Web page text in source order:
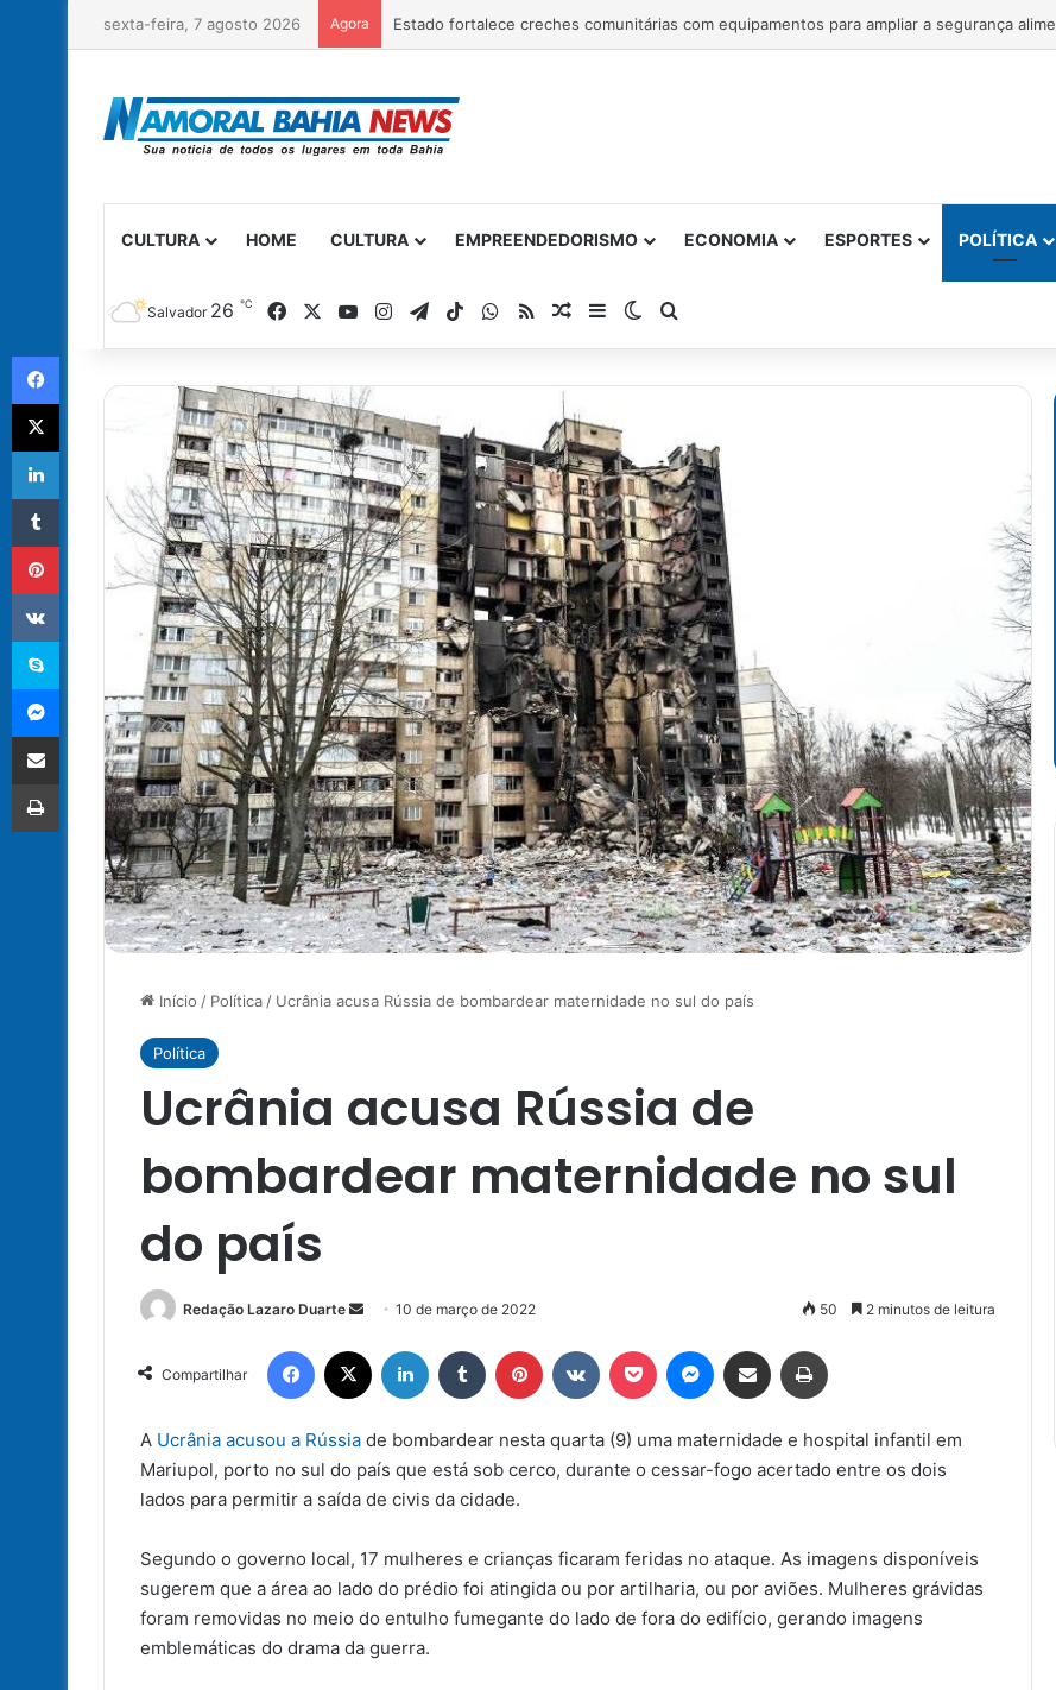
sexta-feira, 7 agosto 2026 Agora Governo da Bahia entrega 1ª etapa da requalificação do Parque Metropolitano de Pituaçu
CULTURA HOME CULTURA EMPREENDEDORISMO ECONOMIA ESPORTES POLÍTICA
Salvador 26 ℃ FacebookYouTubeInstagram
TelegramTikTokWhatsApp
RSSArtigo Aleatório
Barra Lateral
Switch skin
Procurar por
Início / Política / Ucrânia acusa Rússia de bombardear maternidade no sul do país
Política
Ucrânia acusa Rússia de
bombardear maternidade no sul
do país
Redação Lazaro Duarte
Mande
e-
mail
10 de março de 2022 50 2 minutos de leitura
Compartilhar
Facebook Linkedin Tumblr Pinterest Pocket Messenger
Compartilhar via e-mail
A Ucrânia acusou a Rússia de bombardear nesta quarta (9) uma maternidade e hospital infantil em
Mariupol, porto no sul do país que está sob cerco, durante o cessar-fogo acertado entre os dois
lados para permitir a saída de civis da cidade.
Segundo o governo local, 17 mulheres e crianças ficaram feridas no ataque. As imagens disponíveis
sugerem que a área ao lado do prédio foi atingida ou por artilharia, ou por aviões. Mulheres grávidas
foram removidas no meio do entulho fumegante do lado de fora do edifício, gerando imagens
emblemáticas do drama da guerra.
Facebook
X
Linkedin
Tumblr
Pinterest
VK
Skype
Messenger
Compartilhar via e-mail
Imprimir